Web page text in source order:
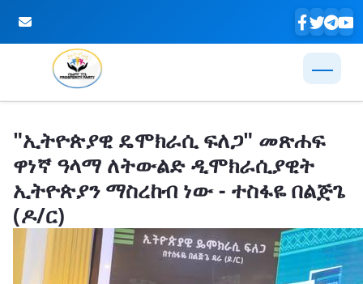
"ኢትዮጵያዊ ዴሞክራሲ ፍለጋ" መጽሐፍ
ዋነኛ ዓላማ ለትውልድ ዲሞክራሲያዊት
ኢትዮጵያን ማስረከብ ነው - ተስፋዬ በልጅጌ
(ዶ/ር)